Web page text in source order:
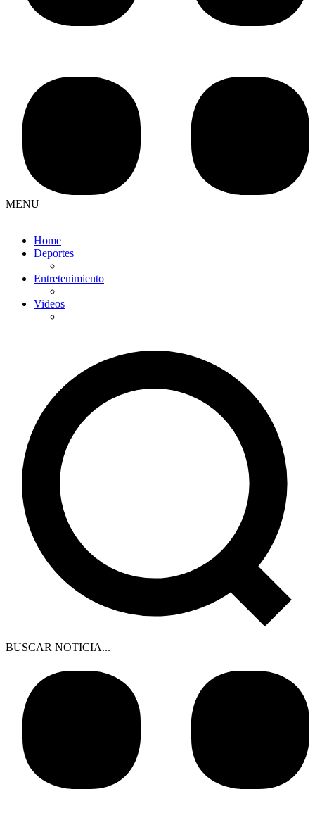
MENU
Home
Deportes
Entretenimiento
Videos
BUSCAR NOTICIA...